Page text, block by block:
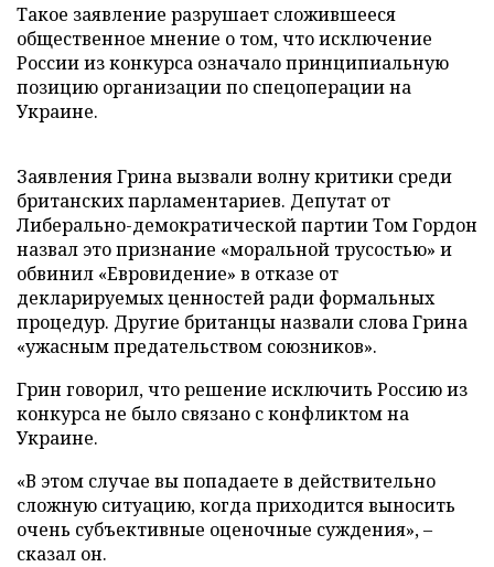
Такое заявление разрушает сложившееся
общественное мнение о том, что исключение
России из конкурса означало принципиальную
позицию организации по спецоперации на
Украине.
Заявления Грина вызвали волну критики среди
британских парламентариев. Депутат от
Либерально-демократической партии Том Гордон
назвал это признание «моральной трусостью» и
обвинил «Евровидение» в отказе от
декларируемых ценностей ради формальных
процедур. Другие британцы назвали слова Грина
«ужасным предательством союзников».
Грин говорил, что решение исключить Россию из
конкурса не было связано с конфликтом на
Украине.
«В этом случае вы попадаете в действительно
сложную ситуацию, когда приходится выносить
очень субъективные оценочные суждения», –
сказал он.